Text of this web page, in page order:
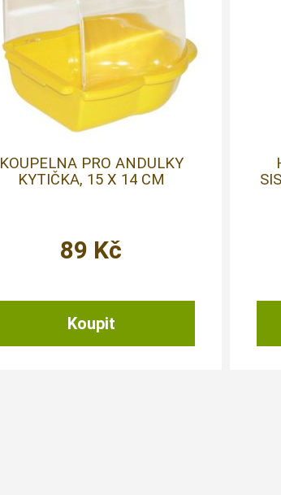
KOUPELNA PRO ANDULKY
KYTIČKA, 15 X 14 CM
89 Kč